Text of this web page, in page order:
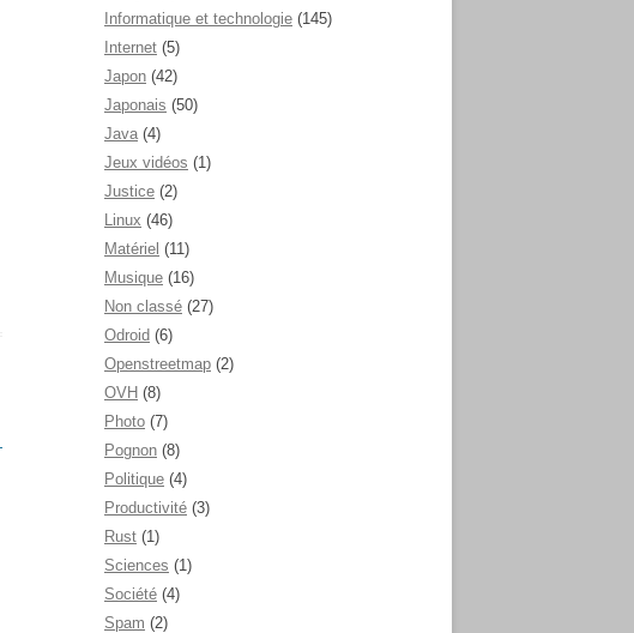
Informatique et technologie (145)
Internet (5)
Japon (42)
Japonais (50)
Java (4)
Jeux vidéos (1)
Justice (2)
Linux (46)
Matériel (11)
Musique (16)
Non classé (27)
Odroid (6)
Openstreetmap (2)
OVH (8)
Photo (7)
Pognon (8)
Politique (4)
Productivité (3)
Rust (1)
Sciences (1)
Société (4)
Spam (2)